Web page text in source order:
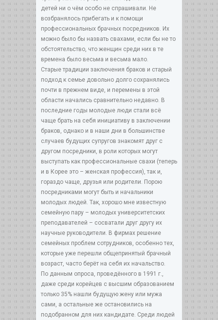
детей ни о чём особо не спрашивали. Не
возбранялось прибегать и к помощи
профессиональных брачных посредников. Их
можно было бы назвать свахами, если бы не то
обстоятельство, что женщин среди них в те
времена было весьма и весьма мало.
Старые традиции заключения браков и старый
подход к семье довольно долго сохранялись
почти в прежнем виде, и перемены в этой
области начались сравнительно недавно. В
последние годы молодые люди стали всё
чаще брать на себя инициативу в заключении
браков, однако и в наши дни в большинстве
случаев будущих супругов знакомят друг с
другом посредники, в роли которых могут
выступать как профессиональные свахи (теперь
и в Корее это – женская профессия), так и,
гораздо чаще, друзья или родители. Порою
посредниками могут быть и начальники
молодых людей. Так, хорошо мне известную
семейную пару – молодых университетских
преподавателей – сосватали друг другу их
научные руководители. В фирмах решение
семейных проблем сотрудников, особенно тех,
которые уже перешли общепринятый брачный
возраст, часто берёт на себя их начальство.
По данным опроса, проведённого в 1991 г.,
даже среди корейцев с высшим образованием
только 35% нашли будущую жену или мужа
сами, а остальные же остановились на
подобранном для них кандидате. Среди людей